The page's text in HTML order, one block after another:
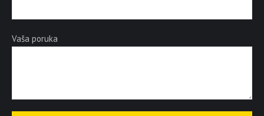
Vaša poruka